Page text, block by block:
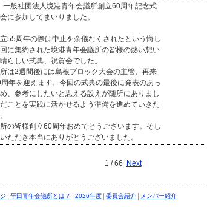
一般社団法人境港青年会議所創立60周年記念式
に参加してまいりました。
55周年の際は中止を余儀なくされたという悔し
に集約された境港青年会議所の皆様の熱い想い
らしい式典、祝賀会でした。
は2週間後には島根ブロック大会の主管、再来
年を迎えます。今回の式典の最後に発表のあっ
、参考にしたいと思える設えが随所にありまし
ことを実践に活かせるよう準備を進めていきた
の皆様創立60周年おめでとうございます。そし
ただき本当にありがとうございました。
1 / 66 Next
平田青年会議所とは？ 2026年度 委員会紹介 メンバー紹介